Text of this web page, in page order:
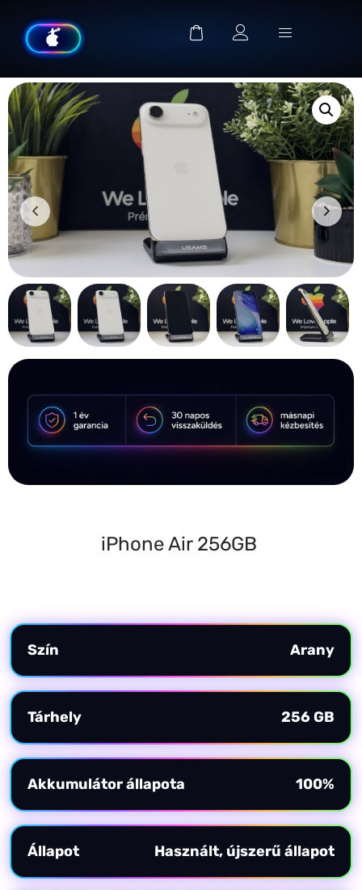
iPhone Air 256GB
Szín Arany
Tárhely 256 GB
Akkumulátor állapota 100%
Állapot Használt, újszerű állapot